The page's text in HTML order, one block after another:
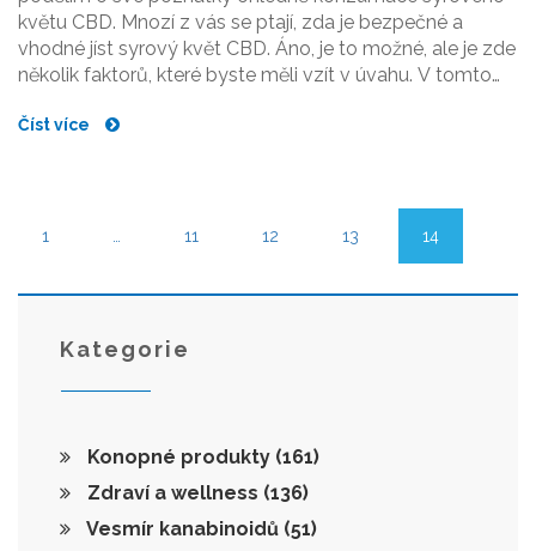
květu CBD. Mnozí z vás se ptají, zda je bezpečné a
vhodné jíst syrový květ CBD. Áno, je to možné, ale je zde
několik faktorů, které byste měli vzít v úvahu. V tomto
spojená s touto formou konzumace. Připojte se ke mně
Číst více
1 11 12 13 14
Kategorie
Konopné produkty (161)
Zdraví a wellness (136)
Vesmír kanabinoidů (51)